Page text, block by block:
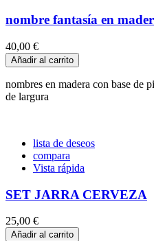
nombre fantasía en
40,00 €
Añadir al carrito
nombres en madera con base de
de largura
lista de deseos
compara
Vista rápida
SET JARRA CERVEZA
25,00 €
Añadir al carrito